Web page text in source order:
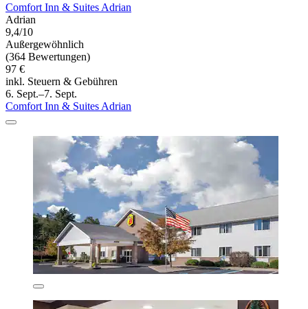
Comfort Inn & Suites Adrian
Adrian
9,4/10
Außergewöhnlich
(364 Bewertungen)
97 €
inkl. Steuern & Gebühren
6. Sept.–7. Sept.
Comfort Inn & Suites Adrian